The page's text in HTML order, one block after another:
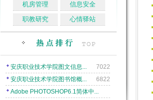
机房管理
信息安全
职教研究
心情驿站